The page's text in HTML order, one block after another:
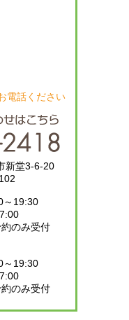
電話ください
新堂3-6-20
～19:30
のみ受付
～19:30
のみ受付